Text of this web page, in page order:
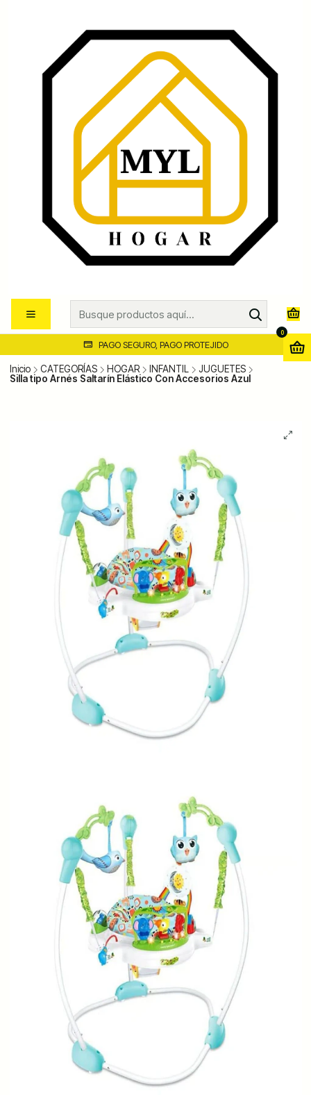
0
PAGO SEGURO, PAGO PROTEJIDO
Inicio CATEGORÍAS HOGAR INFANTIL
JUGUETES
Silla tipo Arnés Saltarín Elástico Con Accesorios Azul